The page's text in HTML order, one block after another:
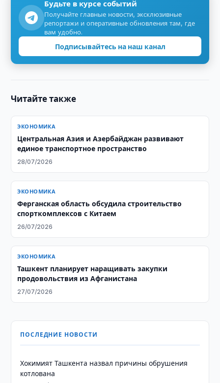
Будьте в курсе событий
Получайте главные новости, эксклюзивные
репортажи и оперативные обновления там, где
вам удобно.
Подписывайтесь на наш канал
Читайте также
ЭКОНОМИКА
Центральная Азия и Азербайджан развивают
единое транспортное пространство
28/07/2026
ЭКОНОМИКА
Ферганская область обсудила строительство
спорткомплексов с Китаем
26/07/2026
ЭКОНОМИКА
Ташкент планирует наращивать закупки
продовольствия из Афганистана
27/07/2026
ПОСЛЕДНИЕ НОВОСТИ
Хокимият Ташкента назвал причины обрушения
котлована